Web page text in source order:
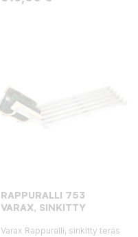
RAPPURALLI 753
VARAX, SINKITTY
Varax Rappuralli, sinkitty teräs